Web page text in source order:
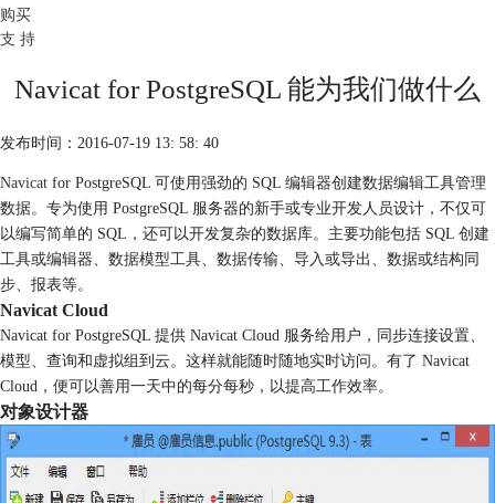
购买
支 持
Navicat for PostgreSQL 能为我们做什么
发布时间：2016-07-19 13: 58: 40
Navicat for PostgreSQL 可使用强劲的 SQL 编辑器创建数据编辑工具管理
数据。专为使用 PostgreSQL 服务器的新手或专业开发人员设计，不仅可
以编写简单的 SQL，还可以开发复杂的数据库。主要功能包括 SQL 创建
工具或编辑器、数据模型工具、数据传输、导入或导出、数据或结构同
步、报表等。
Navicat Cloud
Navicat for PostgreSQL 提供 Navicat Cloud 服务给用户，同步连接设置、
模型、查询和虚拟组到云。这样就能随时随地实时访问。有了 Navicat
Cloud，便可以善用一天中的每分每秒，以提高工作效率。
对象设计器